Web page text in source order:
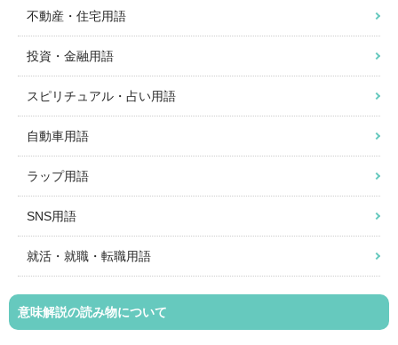
不動産・住宅用語
投資・金融用語
スピリチュアル・占い用語
自動車用語
ラップ用語
SNS用語
就活・就職・転職用語
意味解説の読み物について